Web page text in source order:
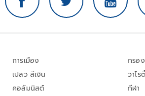
การเมือง
เปลว สีเงิน
คอลัมนิสต์
กรอ
วาไรตี้
กีฬา